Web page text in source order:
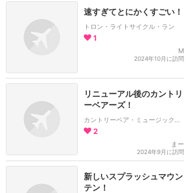
速すぎてとにかくすごい！
トロン・ライトサイクル・ラン
1
M
2024年10月に訪問
リニューアル後のカントリ
ーベアーズ！
カントリーベア・ミュージック・ジャンボリー
2
まー
2024年9月に訪問
新しいスプラッシュマウン
テン！